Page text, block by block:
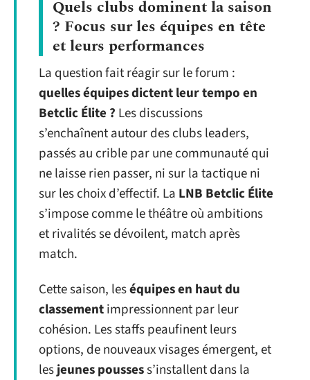
Quels clubs dominent la saison
? Focus sur les équipes en tête
et leurs performances
La question fait réagir sur le forum :
quelles équipes dictent leur tempo en
Betclic Élite ? Les discussions
s’enchaînent autour des clubs leaders,
passés au crible par une communauté qui
ne laisse rien passer, ni sur la tactique ni
sur les choix d’effectif. La LNB Betclic Élite
s’impose comme le théâtre où ambitions
et rivalités se dévoilent, match après
match.
Cette saison, leséquipes en haut du
classementimpressionnent par leur
cohésion. Les staffs peaufinent leurs
options, de nouveaux visages émergent, et
lesjeunes poussess’installent dans la